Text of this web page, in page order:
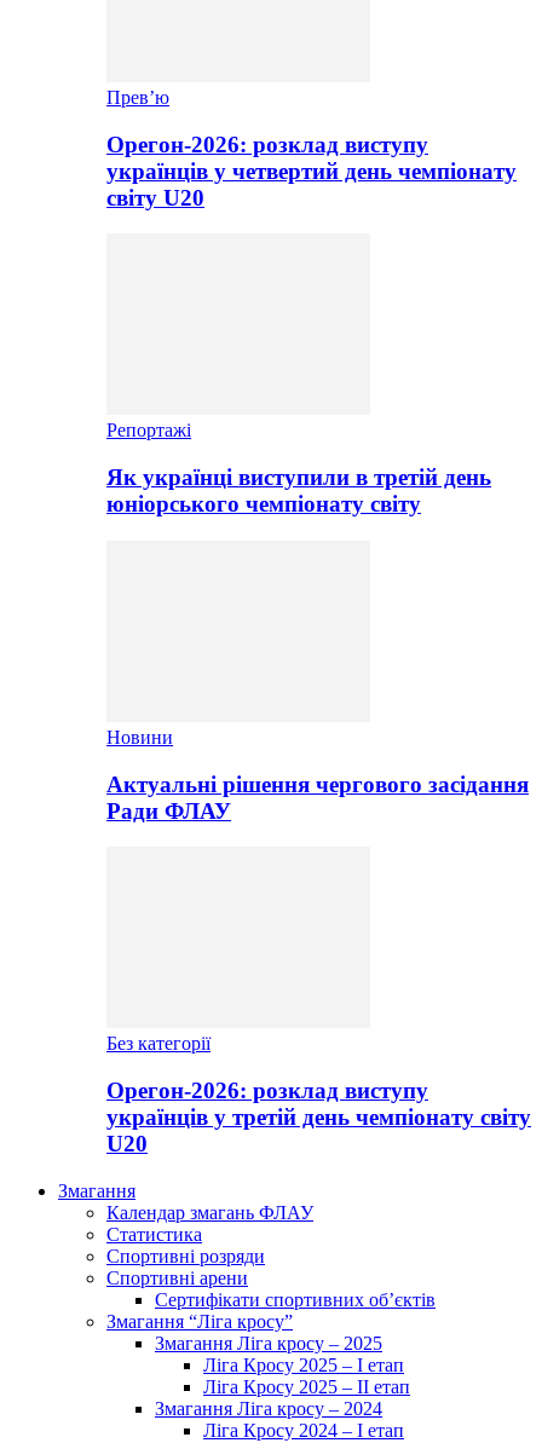
Прев’ю
Орегон-2026: розклад виступу
українців у четвертий день чемпіонату
світу U20
Репортажі
Як українці виступили в третій день
юніорського чемпіонату світу
Новини
Актуальні рішення чергового засідання
Ради ФЛАУ
Без категорії
Орегон-2026: розклад виступу
українців у третій день чемпіонату світу
U20
Змагання
Календар змагань ФЛАУ
Статистика
Спортивні розряди
Спортивні арени
Сертифікати спортивних об’єктів
Змагання “Ліга кросу”
Змагання Ліга кросу – 2025
Ліга Кросу 2025 – I етап
Ліга Кросу 2025 – II етап
Змагання Ліга кросу – 2024
Ліга Кросу 2024 – I етап